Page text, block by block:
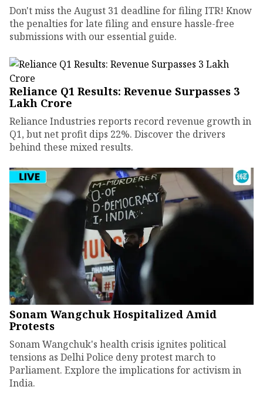
Don't miss the August 31 deadline for filing ITR! Know
the penalties for late filing and ensure hassle-free
submissions with our essential guide.
Reliance Q1 Results: Revenue Surpasses ₹3
Lakh Crore
Reliance Industries reports record revenue growth in
Q1, but net profit dips 22%. Discover the drivers
behind these mixed results.
Sonam Wangchuk Hospitalized Amid
Protests
Sonam Wangchuk's health crisis ignites political
tensions as Delhi Police deny protest march to
Parliament. Explore the implications for activism in
India.